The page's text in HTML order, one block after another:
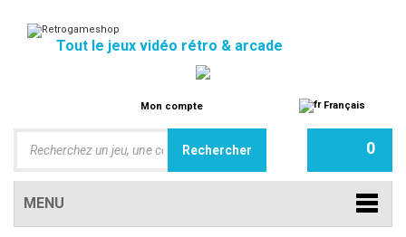
Tout le jeux vidéo rétro & arcade
Mon compte Français
0
MENU